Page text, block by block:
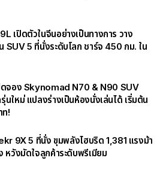
เปิดตัวในจีนอย่างเป็นทางการ วาง
SUV 5 ที่นั่งระดับโลก ชาร์จ 450 กม. ใน
จอง Skynomad N70 & N90 SUV
นใหม่ แปลงร่างเป็นห้องนั่งเล่นได้ เริ่มต้น
ท!
9X 5 ที่นั่ง ขุมพลังไฮบริด 1,381 แรงม้า
หวังมัดใจลูกค้าระดับพรีเมียม